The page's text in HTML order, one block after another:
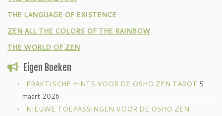
THE LANGUAGE OF EXISTENCE
ZEN ALL THE COLORS OF THE RAINBOW
THE WORLD OF ZEN
Eigen Boeken
PRAKTISCHE HINTS VOOR DE OSHO ZEN TAROT 5
maart 2026
NIEUWE TOEPASSINGEN VOOR DE OSHO ZEN